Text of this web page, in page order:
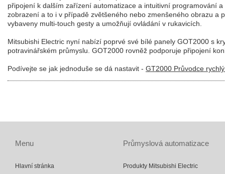
připojení k dalším zařízení automatizace a intuitivní programování
zobrazení a to i v případě zvětšeného nebo zmenšeného obrazu a
vybaveny multi-touch gesty a umožňují ovládání v rukavicích.
Mitsubishi Electric nyní nabízí poprvé své bílé panely GOT2000 s
potravinářském průmyslu. GOT2000 rovněž podporuje připojení
Podívejte se jak jednoduše se dá nastavit - GT2000 Průvodce
Menu
Hlavní stránka
Průmyslová automatizace
Produkty Mitsubishi Electric